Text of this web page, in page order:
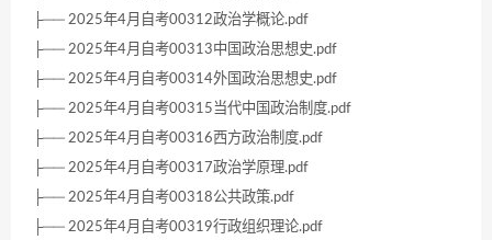
├── 2025年4月自考00312政治学概论.pdf
├── 2025年4月自考00313中国政治思想史.pdf
├── 2025年4月自考00314外国政治思想史.pdf
├── 2025年4月自考00315当代中国政治制度.pdf
├── 2025年4月自考00316西方政治制度.pdf
├── 2025年4月自考00317政治学原理.pdf
├── 2025年4月自考00318公共政策.pdf
├── 2025年4月自考00319行政组织理论.pdf